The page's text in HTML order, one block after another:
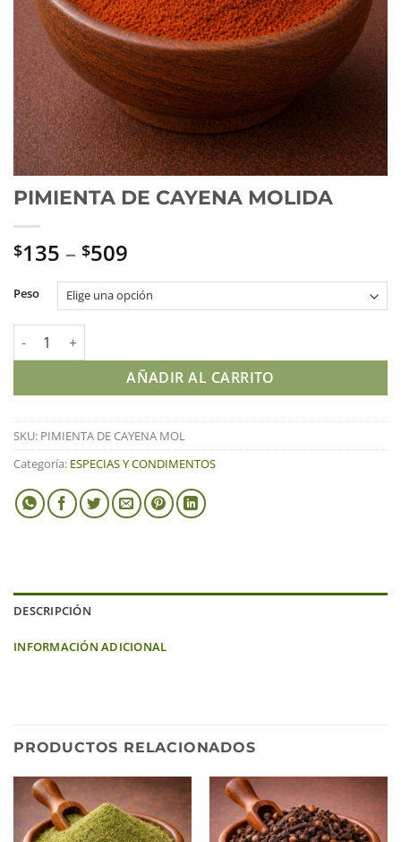
PIMIENTA DE CAYENA MOLIDA
$135 – $509
Peso
PIMIENTA DE CAYENA MOLIDA cantidad
AÑADIR AL CARRITO
SKU: PIMIENTA DE CAYENA MOL
Categoría: ESPECIAS Y CONDIMENTOS
DESCRIPCIÓN
INFORMACIÓN ADICIONAL
PRODUCTOS RELACIONADOS